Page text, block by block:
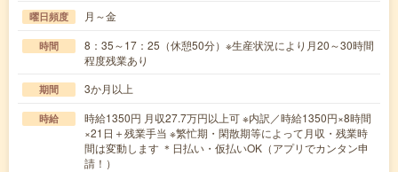
曜日頻度 月～金
時間
8：35～17：25（休憩50分）※生産状況により月20～30時間
程度残業あり
期間 3か月以上
時給
時給1350円 月収27.7万円以上可 ※内訳／時給1350円×8時間
×21日＋残業手当 ※繁忙期・閑散期等によって月収・残業時
間は変動します ＊日払い・仮払いOK（アプリでカンタン申
請！）